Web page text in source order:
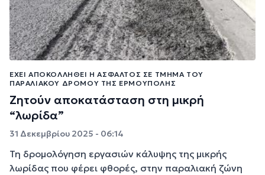
ΈΧΕΙ ΑΠΟΚΟΛΛΗΘΕΊ Η ΆΣΦΑΛΤΟΣ ΣΕ ΤΜΉΜΑ ΤΟΥ
ΠΑΡΑΛΙΑΚΟΎ ΔΡΌΜΟΥ ΤΗΣ ΕΡΜΟΎΠΟΛΗΣ
Ζητούν αποκατάσταση στη μικρή
“λωρίδα”
31 Δεκεμβρίου 2025 - 06:14
Τη δρομολόγηση εργασιών κάλυψης της μικρής
λωρίδας που φέρει φθορές, στην παραλιακή ζώνη